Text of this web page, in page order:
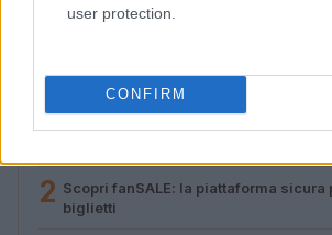
user protection.
CONFIRM
PIÙ LETTI
1
2 Scopri fanSALE: la piattaforma
biglietti